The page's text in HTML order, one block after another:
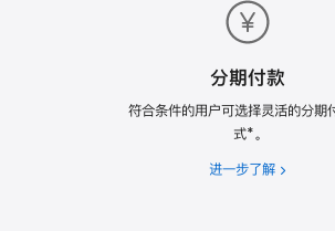
分期付款
符合条件的用户可选择灵活的分期
式*。
进一步了解 分